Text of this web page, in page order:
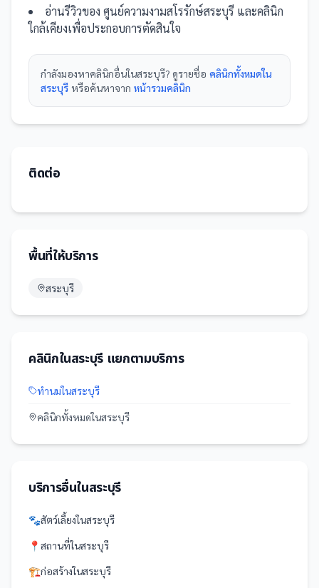
อ่านรีวิวของ ศูนย์ความงามสโรรักษ์สระบุรี และคลินิก
ใกล้เคียงเพื่อประกอบการตัดสินใจ
กำลังมองหาคลินิกอื่นในสระบุรี? ดูรายชื่อ คลินิกทั้งหมดใน
สระบุรี หรือค้นหาจาก หน้ารวมคลินิก
ติดต่อ
พื้นที่ให้บริการ
สระบุรี
คลินิกในสระบุรี แยกตามบริการ
ทำนมในสระบุรี
คลินิกทั้งหมดในสระบุรี
บริการอื่นในสระบุรี
🐾สัตว์เลี้ยงในสระบุรี
📍 สถานที่ในสระบุรี
🏗️ก่อสร้างในสระบุรี